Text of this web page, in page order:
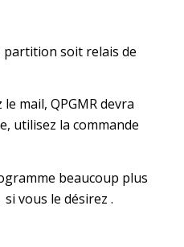
soit relais de
mail, QPGMR devra
utilisez la commande
beaucoup plus
si vous le désirez .